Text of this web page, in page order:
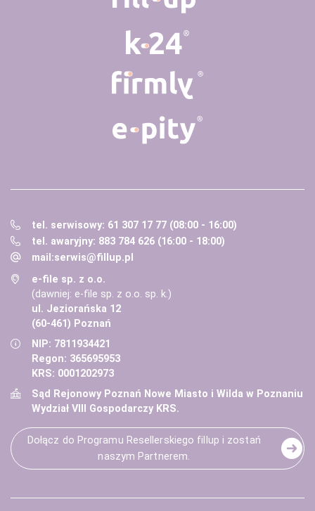
tel. serwisowy: 61 307 17 77 (08:00 - 16:00)
tel. awaryjny: 883 784 626 (16:00 - 18:00)
mail:serwis@fillup.pl
e-file sp. z o.o.
(dawniej: e-file sp. z o.o. sp. k.)
ul. Jeziorańska 12
(60-461) Poznań
NIP: 7811934421
Regon: 365695953
KRS: 0001202973
Sąd Rejonowy Poznań Nowe Miasto i Wilda w Poznaniu
Wydział VIII Gospodarczy KRS.
Dołącz do Programu Resellerskiego fillup i zostań
naszym Partnerem.